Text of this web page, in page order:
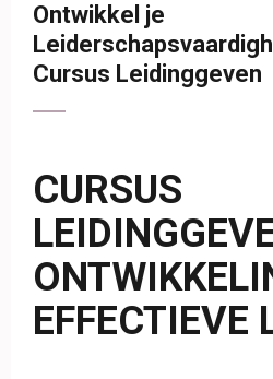
Ontwikkel je
Cursus Leidinggeven
CURSUS
EFFECTIEVE